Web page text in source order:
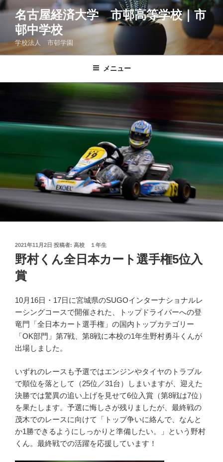
コ
ン
ツ
名古屋経済大学 市邨高等学校｜市
邨中学校
学校法人 市邨学園
メニュー
投
稿
日:
2021年11月2日 投稿者: 高校 １年生
野村くん全日本カート選手権5位入
賞
10月16日・17日に宮城県のSUGOインターナショナルレ
ーシングコースで開催された、トップドライバーへの登
竜門「全日本カート選手権」の国内トップカテゴリー
「OK部門」第7戦、第8戦に本校の1年生野村勇斗くんが
出場しました。
いずれのレースも予選ではエンジンやタイヤのトラブル
で順位を落として（25位／31台）しまいますが、迎えた
決勝では驚異の追い上げを見せて6位入賞（第8戦は7位）
を果たします。予選に悔しさが残りましたが、最終戦の
茂木でのレースに向けて「トップ争いに絡んで、なんと
か1勝できるようにしっかりと準備したい。」という野村
くん。最終戦での活躍を応援しています！